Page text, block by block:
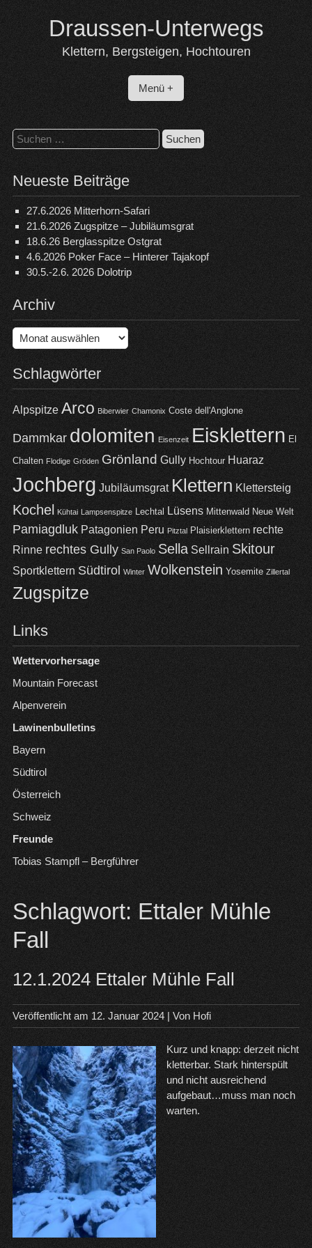
content
Draussen-Unterwegs
Klettern, Bergsteigen, Hochtouren
Menü +
Suchen
nach:
Neueste Beiträge
27.6.2026 Mitterhorn-Safari
21.6.2026 Zugspitze – Jubiläumsgrat
18.6.26 Berglasspitze Ostgrat
4.6.2026 Poker Face – Hinterer Tajakopf
30.5.-2.6. 2026 Dolotrip
Archiv
Archiv
Schlagwörter
Alpspitze Arco Biberwier Chamonix Coste dell'Anglone
Dammkar dolomiten Eisenzeit Eisklettern El
Chalten Flodige Gröden Grönland Gully Hochtour Huaraz
Jochberg Jubiläumsgrat Klettern Klettersteig
Kochel Kühtai Lampsenspitze Lechtal Lüsens Mittenwald Neue Welt
Pamiagdluk Patagonien Peru Pitztal Plaisierklettern rechte
Rinne rechtes Gully San Paolo Sella Sellrain Skitour
Sportklettern Südtirol Winter Wolkenstein Yosemite Zillertal
Zugspitze
Links
Wettervorhersage
Mountain Forecast
Alpenverein
Lawinenbulletins
Bayern
Südtirol
Österreich
Schweiz
Freunde
Tobias Stampfl – Bergführer
Schlagwort: Ettaler Mühle
Fall
12.1.2024 Ettaler Mühle Fall
Veröffentlicht am 12. Januar 2024| Von Hofi
Kurz und knapp: derzeit nicht
kletterbar. Stark hinterspült
und nicht ausreichend
aufgebaut…muss man noch
warten.